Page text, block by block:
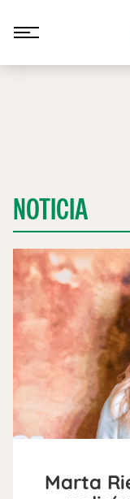
NOTICIA
Marta